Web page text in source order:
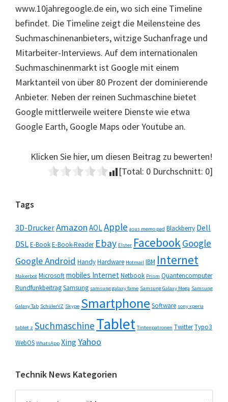
www.10jahregoogle.de ein, wo sich eine Timeline
befindet. Die Timeline zeigt die Meilensteine des
Suchmaschinenanbieters, witzige Suchanfrage und
Mitarbeiter-Interviews. Auf dem internationalen
Suchmaschinenmarkt ist Google mit einem
Marktanteil von über 80 Prozent der dominierende
Anbieter. Neben der reinen Suchmaschine bietet
Google mittlerweile weitere Dienste wie etwa
Google Earth, Google Maps oder Youtube an.
Klicken Sie hier, um diesen Beitrag zu bewerten!
[Total: 0 Durchschnitt: 0]
Seitenspalte
Tags
3D-DruckerAmazon AOLApple asus memo pad Blackberry Dell
DSLE-BookE-Book-Reader Ebay Elster FacebookGoogle
Google Android HandyHardware Hotmail IBM Internet
Makerbot Microsoftmobiles InternetNetbook Prism Quantencomputer
RundfunkbeitragSamsung samsung galaxy fame Samsung Galaxy Mega Samsung
Galaxy Tab SchülerVZ Skype Smartphone Software sony xperia
tablet z Suchmaschine Tablet Tintenpatronen TwitterTypo3
WebOS WhatsApp XingYahoo
Technik News Kategorien